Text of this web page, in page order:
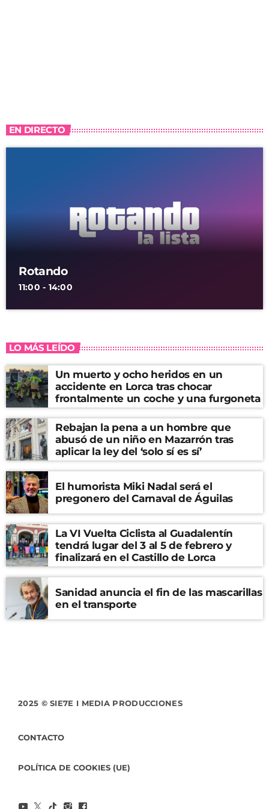
EN DIRECTO
Rotando
11:00 - 14:00
LO MÁS LEÍDO
Un muerto y ocho heridos en un
accidente en Lorca tras chocar
frontalmente un coche y una furgoneta
Rebajan la pena a un hombre que
abusó de un niño en Mazarrón tras
aplicar la ley del ‘solo sí es sí’
El humorista Miki Nadal será el
pregonero del Carnaval de Águilas
La VI Vuelta Ciclista al Guadalentín
tendrá lugar del 3 al 5 de febrero y
finalizará en el Castillo de Lorca
Sanidad anuncia el fin de las mascarillas
en el transporte
2025 © SIE7E I MEDIA PRODUCCIONES
CONTACTO
POLÍTICA DE COOKIES (UE)